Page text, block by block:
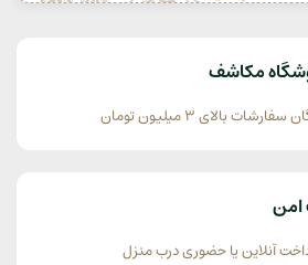
مکاشف
بالای 3 میلیون تومان
امن
آنلاین یا حضوری درب منزل